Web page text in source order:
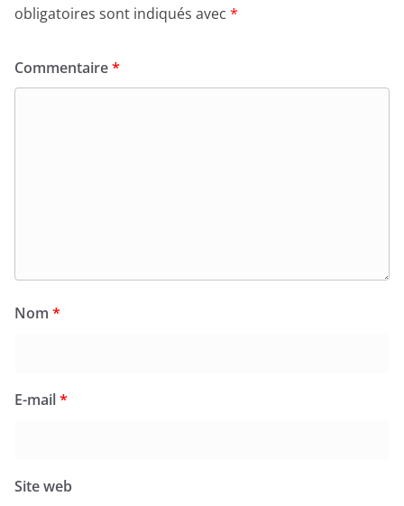
obligatoires sont indiqués avec *
Commentaire*
Nom *
E-mail*
Site web